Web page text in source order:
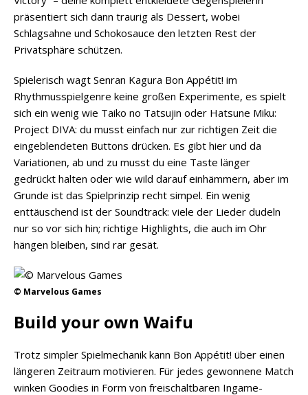
präsentiert sich dann traurig als Dessert, wobei
Schlagsahne und Schokosauce den letzten Rest der
Privatsphäre schützen.
Spielerisch wagt Senran Kagura Bon Appétit! im
Rhythmusspielgenre keine großen Experimente, es spielt
sich ein wenig wie Taiko no Tatsujin oder Hatsune Miku:
Project DIVA: du musst einfach nur zur richtigen Zeit die
eingeblendeten Buttons drücken. Es gibt hier und da
Variationen, ab und zu musst du eine Taste länger
gedrückt halten oder wie wild darauf einhämmern, aber im
Grunde ist das Spielprinzip recht simpel. Ein wenig
enttäuschend ist der Soundtrack: viele der Lieder dudeln
nur so vor sich hin; richtige Highlights, die auch im Ohr
hängen bleiben, sind rar gesät.
© Marvelous Games
Build your own Waifu
Trotz simpler Spielmechanik kann Bon Appétit! über einen
längeren Zeitraum motivieren. Für jedes gewonnene Match
winken Goodies in Form von freischaltbaren Ingame-